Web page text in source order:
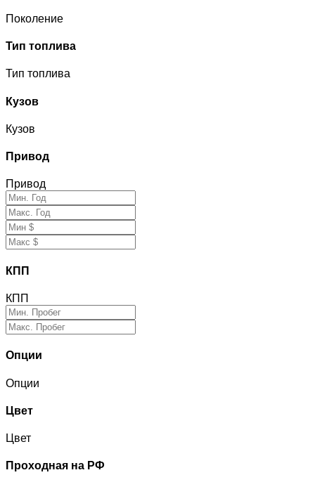
Поколение
Тип топлива
Тип топлива
Кузов
Кузов
Привод
Привод
КПП
КПП
Опции
Опции
Цвет
Цвет
Проходная на РФ